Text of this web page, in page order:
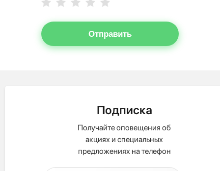
Отправить
Подписка
Получайте оповещения об
акциях и специальных
предложениях на телефон